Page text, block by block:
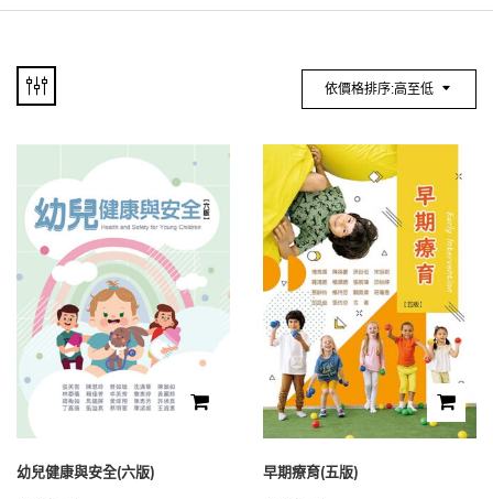
依價格排序:高至低
幼兒健康與安全(六版) 早期療育(五版)